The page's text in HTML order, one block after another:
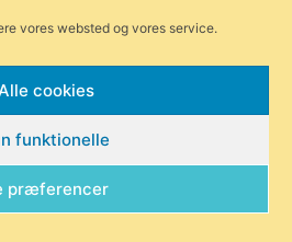
vores websted og vores service.
cookies
funktionelle
præferencer